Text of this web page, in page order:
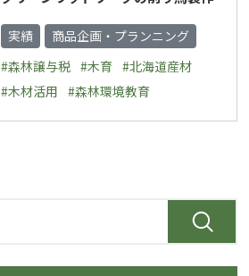
実績
商品企画・プランニング
#森林譲与税 #木育 #北海道産材
#木材活用 #森林環境教育